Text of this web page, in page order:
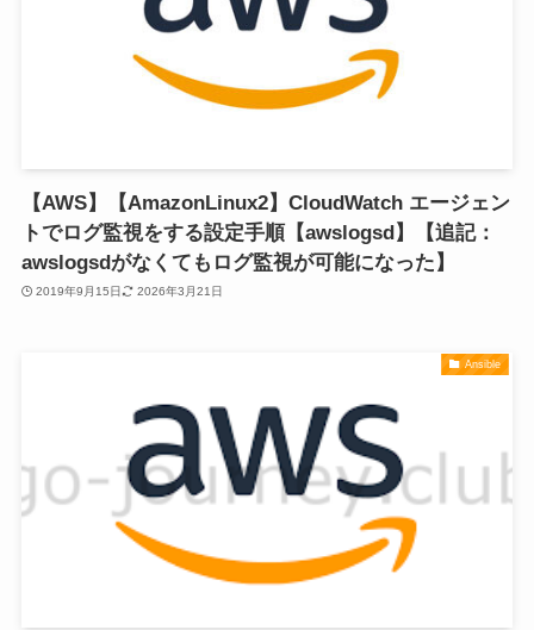
【AWS】【AmazonLinux2】CloudWatch エージェン
トでログ監視をする設定手順【awslogsd】【追記：
awslogsdがなくてもログ監視が可能になった】
2019年9月15日 2026年3月21日
Ansible